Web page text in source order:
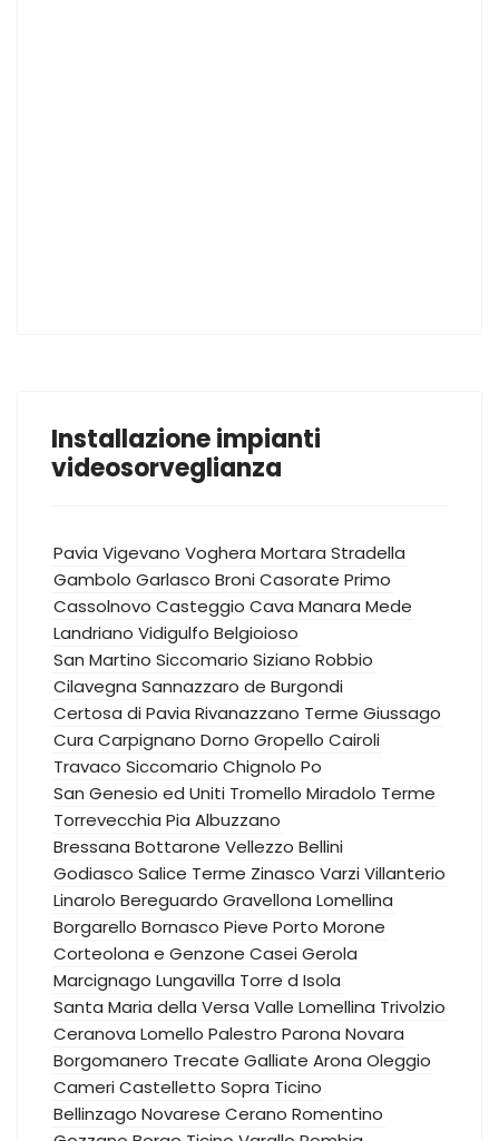
Installazione impianti
videosorveglianza
Pavia Vigevano Voghera Mortara Stradella
Gambolo Garlasco BroniCasorate Primo
Cassolnovo Casteggio Cava Manara Mede
Landriano Vidigulfo Belgioioso
San Martino Siccomario Siziano Robbio
Cilavegna Sannazzaro de Burgondi
Certosa di Pavia Rivanazzano Terme Giussago
Cura Carpignano Dorno Gropello Cairoli
Travaco Siccomario Chignolo Po
San Genesio ed Uniti Tromello Miradolo Terme
Torrevecchia Pia Albuzzano
Bressana Bottarone Vellezzo Bellini
Godiasco Salice Terme Zinasco VarziVillanterio
Linarolo Bereguardo Gravellona Lomellina
Borgarello Bornasco Pieve Porto Morone
Corteolona e Genzone Casei Gerola
Marcignago Lungavilla Torre d Isola
Santa Maria della Versa Valle Lomellina Trivolzio
Ceranova Lomello Palestro Parona Novara
Borgomanero Trecate Galliate Arona Oleggio
CameriCastelletto Sopra Ticino
Bellinzago Novarese Cerano Romentino